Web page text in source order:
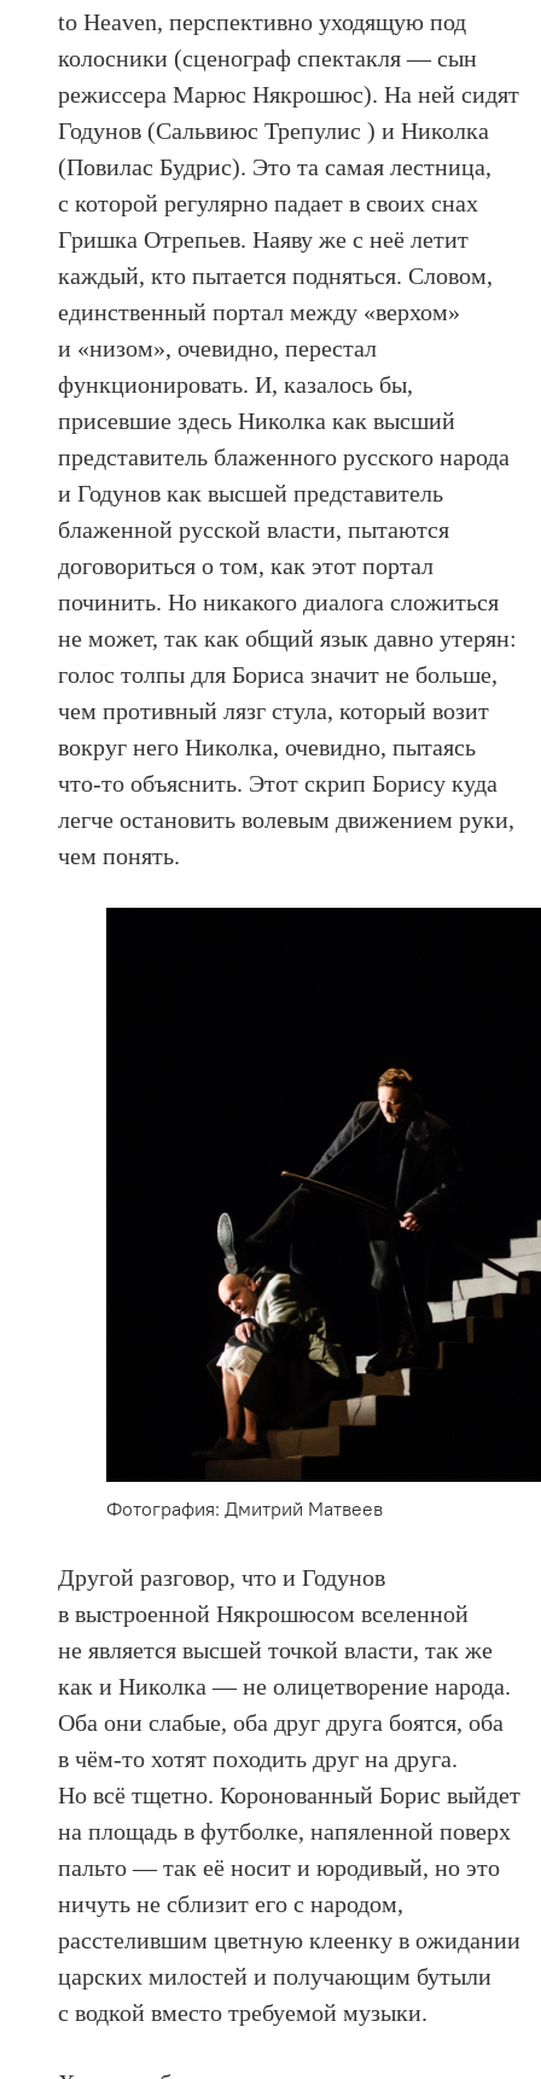
to Heaven, перспективно уходящую под
колосники (сценограф спектакля — сын
режиссера Марюс Някрошюс). На ней сидят
Годунов (Сальвиюс Трепулис ) и Николка
(Повилас Будрис). Это та самая лестница,
с которой регулярно падает в своих снах
Гришка Отрепьев. Наяву же с неё летит
каждый, кто пытается подняться. Словом,
единственный портал между «верхом»
и «низом», очевидно, перестал
функционировать. И, казалось бы,
присевшие здесь Николка как высший
представитель блаженного русского народа
и Годунов как высшей представитель
блаженной русской власти, пытаются
договориться о том, как этот портал
починить. Но никакого диалога сложиться
не может, так как общий язык давно утерян:
голос толпы для Бориса значит не больше,
чем противный лязг стула, который возит
вокруг него Николка, очевидно, пытаясь
что-то объяснить. Этот скрип Борису куда
легче остановить волевым движением руки,
чем понять.
Фотография: Дмитрий Матвеев
Другой разговор, что и Годунов
в выстроенной Някрошюсом вселенной
не является высшей точкой власти, так же
как и Николка — не олицетворение народа.
Оба они слабые, оба друг друга боятся, оба
в чём-то хотят походить друг на друга.
Но всё тщетно. Коронованный Борис выйдет
на площадь в футболке, напяленной поверх
пальто — так её носит и юродивый, но это
ничуть не сблизит его с народом,
расстелившим цветную клеенку в ожидании
царских милостей и получающим бутыли
с водкой вместо требуемой музыки.